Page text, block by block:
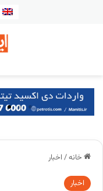
خانه/ اخبار
اخبار